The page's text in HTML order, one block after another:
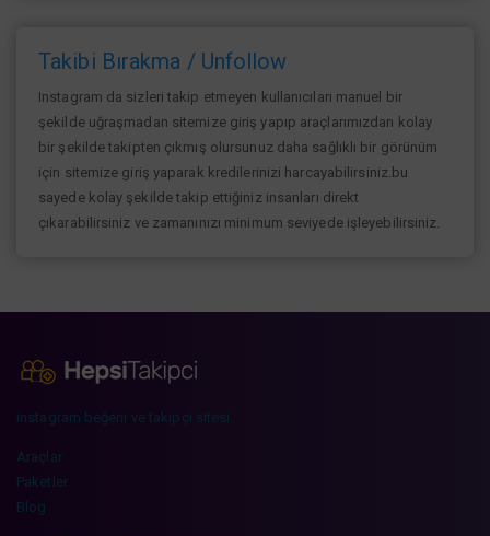
Takibi Bırakma / Unfollow
Instagram da sizleri takip etmeyen kullanıcıları manuel bir
şekilde uğraşmadan sitemize giriş yapıp araçlarımızdan kolay
bir şekilde takipten çıkmış olursunuz daha sağlıklı bir görünüm
için sitemize giriş yaparak kredilerinizi harcayabilirsiniz.bu
sayede kolay şekilde takip ettiğiniz insanları direkt
çıkarabilirsiniz ve zamanınızı minimum seviyede işleyebilirsiniz.
instagram beğeni ve takipçi sitesi
Araçlar
Paketler
Blog